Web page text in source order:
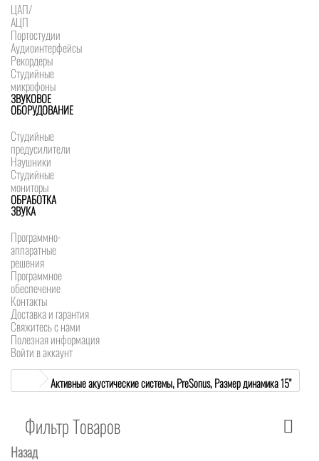
ЦАП/
АЦП
Портостудии
Аудиоинтерфейсы
Рекордеры
Студийные
микрофоны
ЗВУКОВОЕ
ОБОРУДОВАНИЕ
Студийные
предусилители
Наушники
Студийные
мониторы
ОБРАБОТКА
ЗВУКА
Программно-
аппаратные
решения
Программное
обеспечение
Контакты
Доставка и гарантия
Свяжитесь с нами
Полезная информация
Войти в аккаунт
Активные акустические системы, PreSonus, Размер динамика 15"
Фильтр Товаров
Назад